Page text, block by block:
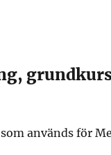
används för